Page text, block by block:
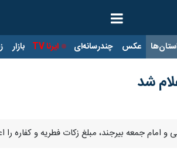
عکس چندرسانه‌ای ایرنا TV بازار
شد
امام جمعه بیرجند، مبلغ زکات فطریه و کفاره را